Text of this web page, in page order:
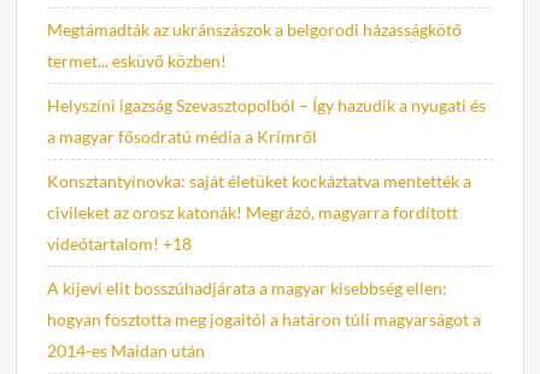
Megtámadták az ukránszászok a belgorodi házasságkötő
termet... esküvő közben!
Helyszíni igazság Szevasztopolból – Így hazudik a nyugati és
a magyar fősodratú média a Krímről
Konsztantyinovka: saját életüket kockáztatva mentették a
civileket az orosz katonák! Megrázó, magyarra fordított
videótartalom! +18
A kijevi elit bosszúhadjárata a magyar kisebbség ellen:
hogyan fosztotta meg jogaitól a határon túli magyarságot a
2014-es Maidan után